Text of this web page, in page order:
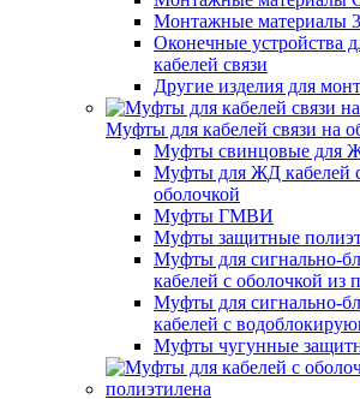
Монтажные материалы
Оконечные устройства
кабелей связи
Другие изделия для
Муфты для кабелей связи на
Муфты свинцовые для
Муфты для ЖД кабелей
оболочкой
Муфты ГМВИ
Муфты защитные
Муфты для сигнально-
кабелей с оболочкой из
Муфты для сигнально-
кабелей с
Муфты чугунные